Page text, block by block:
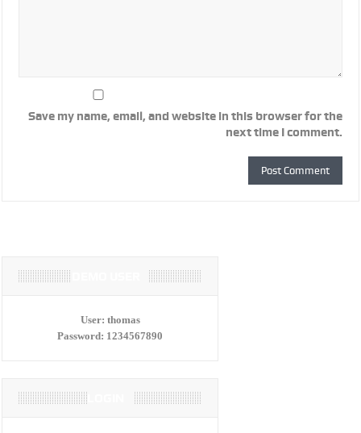
Save my name, email, and website in this browser for the
next time I comment.
User: thomas
Password: 1234567890